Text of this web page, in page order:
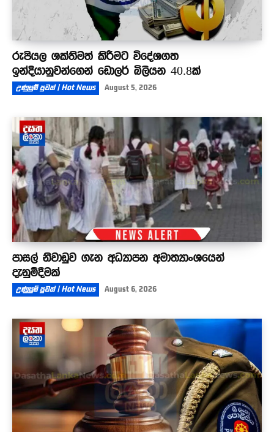
රුපියල ශක්තිමත් කිරීමට විදේශගත
ඉන්දියානුවන්ගෙන් ඩොලර් බිලියන 40.8ක්
උණුසුම් පුවත් | Hot News August 5, 2026
පාසල් නිවාඩුව ගැන අධ්‍යාපන අමාත්‍යාංශයෙන්
දැනුම්දීමක්
උණුසුම් පුවත් | Hot News August 6, 2026